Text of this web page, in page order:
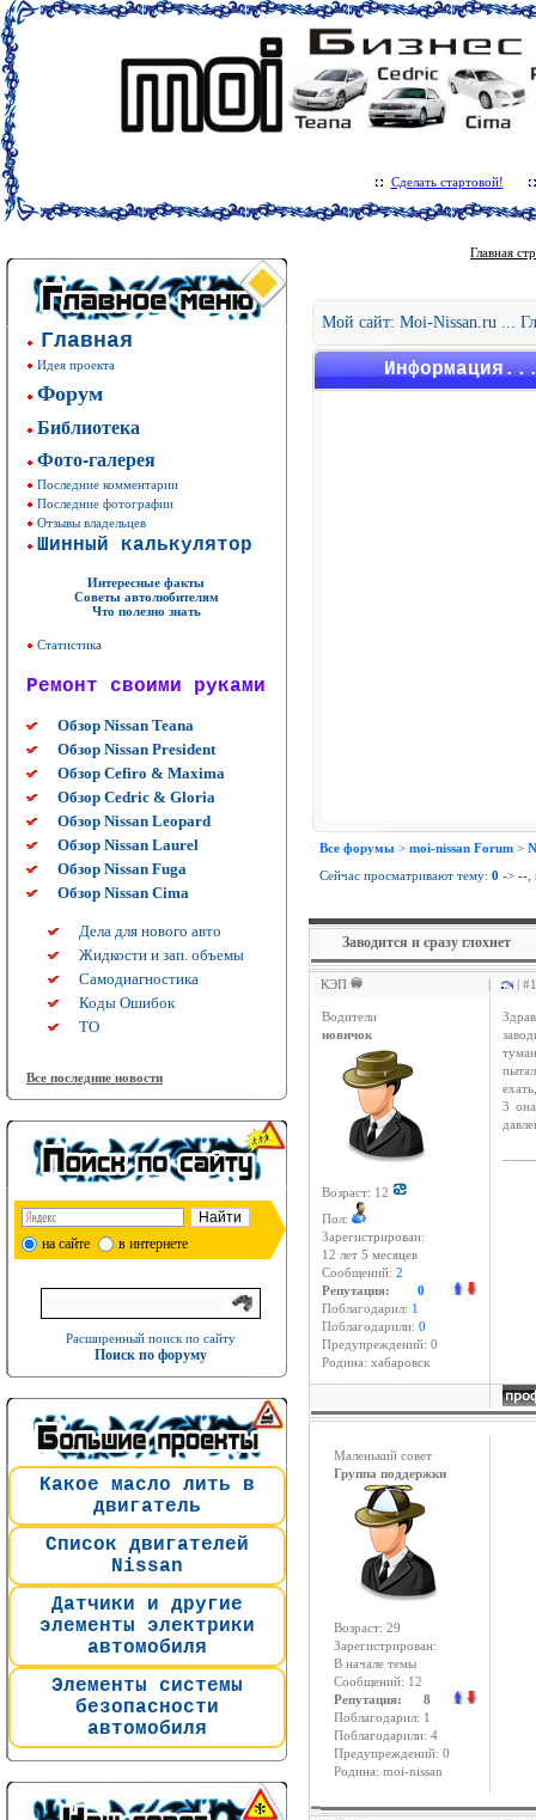
Сделать стартовой!
Главная
Идея проекта
Форум
Библиотека
Фото-галерея
Последние комментарии
Последние фотографии
Отзывы владельцев
Шинный калькулятор
Интересные факты
Советы автолюбителям
Что полезно знать
Статистика
Ремонт своими руками
Обзор Nissan Teana
Обзор Nissan President
Обзор Cefiro & Maxima
Обзор Cedric & Gloria
Обзор Nissan Leopard
Обзор Nissan Laurel
Обзор Nissan Fuga
Обзор Nissan Cima
Дела для нового авто
Жидкости и зап. объемы
Самодиагностика
Коды Ошибок
ТО
Все последние новости
на сайте в интернете
Расширенный поиск по сайту
Поиск по форуму
Какое масло лить в
двигатель
Список двигателей
Nissan
Датчики и другие
элементы электрики
автомобиля
Элементы системы
безопасности
автомобиля
Главная
Мой сайт: Moi-Nissan.ru ...
Все форумы > moi-nissan Forum >
Сейчас просматривают тему: 0 -> --
Заводится и сразу глохнет
КЭП | |
Водители
новичок
Возраст: 12
Пол:
Зарегистрирован:
12 лет 5 месяцев
Сообщений: 2
Репутация: 0
Поблагодарил: 1
Поблагодарили: 0
Предупреждений: 0
Родина: хабаровск
3 она
Маленький совет
Группа поддержки
Возраст: 29
Зарегистрирован:
В начале темы
Сообщений: 12
Репутация: 8
Поблагодарил: 1
Поблагодарили: 4
Предупреждений: 0
Родина: moi-nissan